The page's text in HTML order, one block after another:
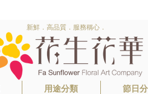
新鮮．高品質．服務稱心．
用途分類 節日